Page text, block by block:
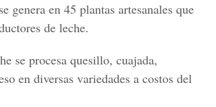
genera en 45 plantas artesanales que
de leche.
se procesa quesillo, cuajada,
en diversas variedades a costos del